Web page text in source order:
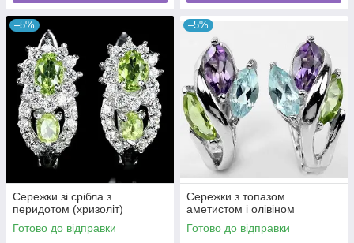
–5%
Сережки зі срібла з
перидотом (хризоліт)
Готово до відправки
–5%
Сережки з топазом
аметистом і олівіном
Готово до відправки